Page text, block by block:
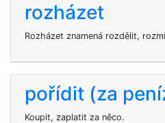
rozházet
Rozházet znamená rozdělit,
pořídit (za
Koupit, zaplatit za něco.